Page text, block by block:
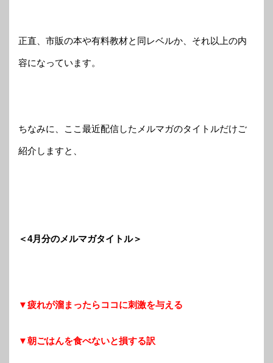
正直、市販の本や有料教材と同レベルか、それ以上の内
容になっています。
ちなみに、ここ最近配信したメルマガのタイトルだけご
紹介しますと、
＜4月分のメルマガタイトル＞
▼疲れが溜まったらココに刺激を与える
▼朝ごはんを食べないと損する訳